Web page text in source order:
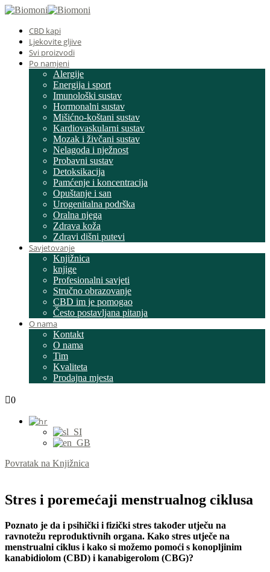
CBD kapi
Ljekovite gljive
Svi proizvodi
Po namjeni
Alergije
Energija i sport
Imunološki sustav
Hormonalni sustav
Mišićno-koštani sustav
Kardiovaskularni sustav
Mozak i živčani sustav
Nelagoda i nježnost
Probavni sustav
Detoksikacija
Pamćenje i koncentracija
Opuštanje i san
Urogenitalna podrška
Oralna njega
Zdrava koža
Zdravi dišni putevi
Savjetovanje
Knjižnica
knjige
Profesionalni savjeti
Stručno obrazovanje
CBD im je pomogao
Često postavljana pitanja
O nama
Kontakt
O nama
Tim
Kvaliteta
Prodajna mjesta
0
Povratak na Knjižnica
Stres i poremećaji menstrualnog ciklusa
Poznato je da i psihički i fizički stres također utječu na
ravnotežu reproduktivnih organa. Kako stres utječe na
menstrualni ciklus i kako si možemo pomoći s konopljinim
kanabidiolom (CBD) i kanabigerolom (CBG)?